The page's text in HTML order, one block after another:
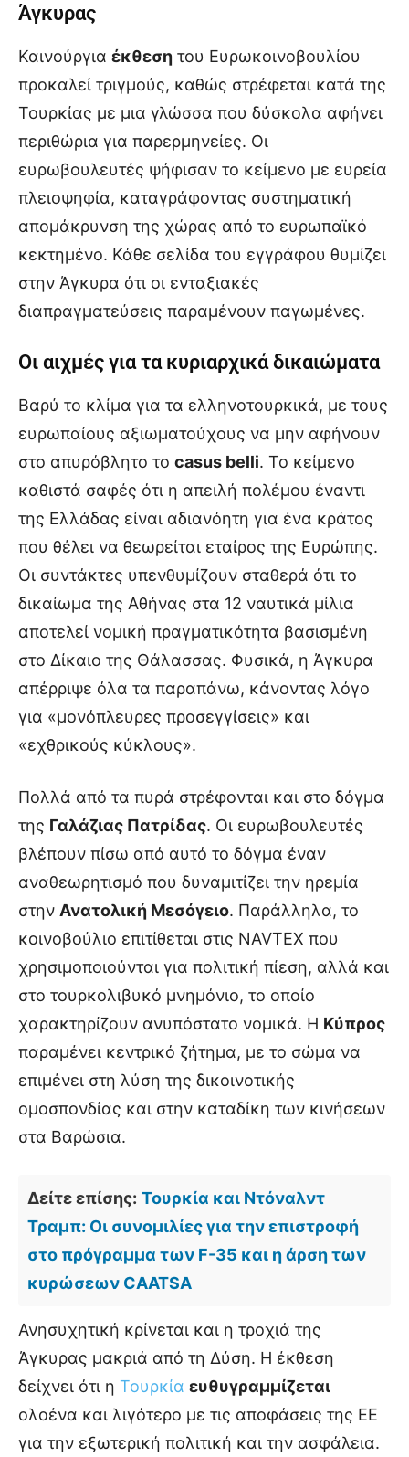
Άγκυρας
Καινούργια έκθεση του Ευρωκοινοβουλίου
προκαλεί τριγμούς, καθώς στρέφεται κατά της
Τουρκίας με μια γλώσσα που δύσκολα αφήνει
περιθώρια για παρερμηνείες. Οι
ευρωβουλευτές ψήφισαν το κείμενο με ευρεία
πλειοψηφία, καταγράφοντας συστηματική
απομάκρυνση της χώρας από το ευρωπαϊκό
κεκτημένο. Κάθε σελίδα του εγγράφου θυμίζει
στην Άγκυρα ότι οι ενταξιακές
διαπραγματεύσεις παραμένουν παγωμένες.
Οι αιχμές για τα κυριαρχικά δικαιώματα
Βαρύ το κλίμα για τα ελληνοτουρκικά, με τους
ευρωπαίους αξιωματούχους να μην αφήνουν
στο απυρόβλητο το casus belli. Το κείμενο
καθιστά σαφές ότι η απειλή πολέμου έναντι
της Ελλάδας είναι αδιανόητη για ένα κράτος
που θέλει να θεωρείται εταίρος της Ευρώπης.
Οι συντάκτες υπενθυμίζουν σταθερά ότι το
δικαίωμα της Αθήνας στα 12 ναυτικά μίλια
αποτελεί νομική πραγματικότητα βασισμένη
στο Δίκαιο της Θάλασσας. Φυσικά, η Άγκυρα
απέρριψε όλα τα παραπάνω, κάνοντας λόγο
για «μονόπλευρες προσεγγίσεις» και
«εχθρικούς κύκλους».
Πολλά από τα πυρά στρέφονται και στο δόγμα
της Γαλάζιας Πατρίδας. Οι ευρωβουλευτές
βλέπουν πίσω από αυτό το δόγμα έναν
αναθεωρητισμό που δυναμιτίζει την ηρεμία
στην Ανατολική Μεσόγειο. Παράλληλα, το
κοινοβούλιο επιτίθεται στις NAVTEX που
χρησιμοποιούνται για πολιτική πίεση, αλλά και
στο τουρκολιβυκό μνημόνιο, το οποίο
χαρακτηρίζουν ανυπόστατο νομικά. Η Κύπρος
παραμένει κεντρικό ζήτημα, με το σώμα να
επιμένει στη λύση της δικοινοτικής
ομοσπονδίας και στην καταδίκη των κινήσεων
στα Βαρώσια.
Δείτε επίσης: Τουρκία και Ντόναλντ
Τραμπ: Οι συνομιλίες για την επιστροφή
στο πρόγραμμα των F-35 και η άρση των
κυρώσεων CAATSA
Ανησυχητική κρίνεται και η τροχιά της
Άγκυρας μακριά από τη Δύση. Η έκθεση
δείχνει ότι η Τουρκία ευθυγραμμίζεται
ολοένα και λιγότερο με τις αποφάσεις της ΕΕ
για την εξωτερική πολιτική και την ασφάλεια.